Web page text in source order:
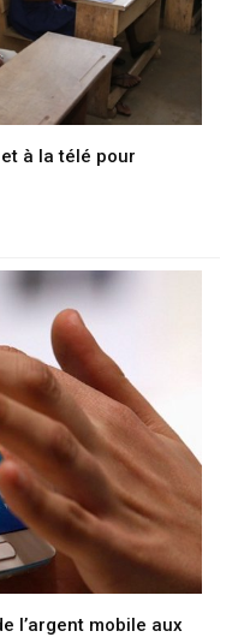
à la télé pour
l’argent mobile aux